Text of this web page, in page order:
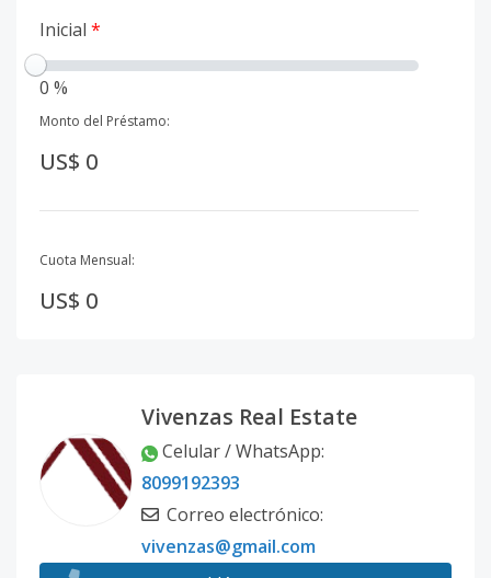
Inicial *
0 %
Monto del Préstamo:
US$ 0
Cuota Mensual:
US$ 0
Vivenzas Real Estate
Celular / WhatsApp:
8099192393
Correo electrónico:
vivenzas@gmail.com